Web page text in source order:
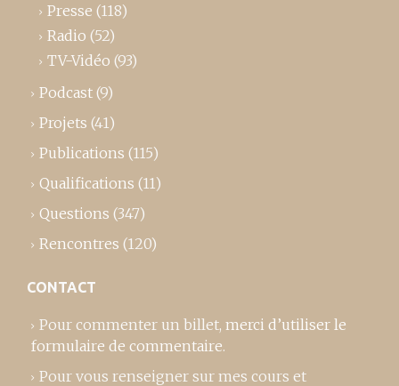
Presse (118)
Radio (52)
TV-Vidéo (93)
Podcast (9)
Projets (41)
Publications (115)
Qualifications (11)
Questions (347)
Rencontres (120)
CONTACT
Pour commenter un billet, merci d’utiliser le
formulaire de commentaire.
Pour vous renseigner sur mes cours et